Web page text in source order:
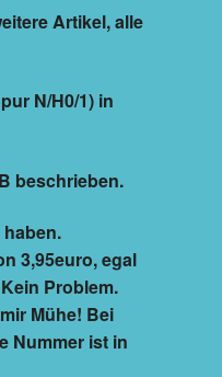
Artikel, alle
N/H0/1) in
beschrieben.
3,95euro, egal
Problem.
Mühe! Bei
Nummer ist in